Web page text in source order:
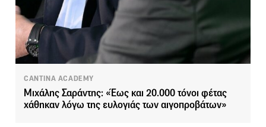
CANTINA ACADEMY
Μιχάλης Σαράντης: «Έως και 20.000 τόνοι φέτας
χάθηκαν λόγω της ευλογιάς των αιγοπροβάτων»